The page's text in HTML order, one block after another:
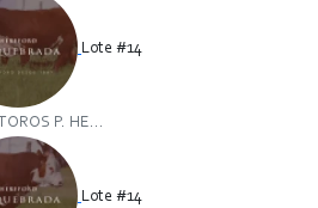
Lote #14
TOROS P. HE...
Lote #14